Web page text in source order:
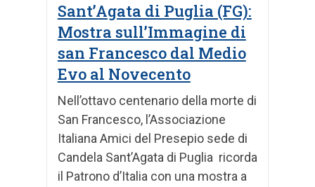
Sant’Agata di Puglia (FG):
Mostra sull’Immagine di
san Francesco dal Medio
Evo al Novecento
Nell’ottavo centenario della morte di
San Francesco, l’Associazione
Italiana Amici del Presepio sede di
Candela Sant’Agata di Puglia ricorda
il Patrono d’Italia con una mostra a